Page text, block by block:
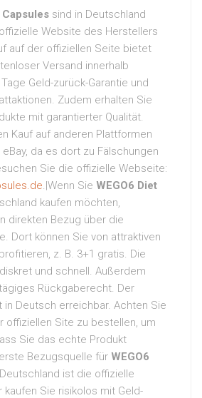
Capsules sind in Deutschland
Website des Herstellers
auf der offiziellen Seite bietet
Versand innerhalb
Geld-zurück-Garantie und
Zudem erhalten Sie
mit garantierter Qualität.
Kauf auf anderen Plattformen
da es dort zu Fälschungen
Sie die offizielle Webseite:
.|Wenn Sie WEGO6 Diet
kaufen möchten,
direkten Bezug über die
Dort können Sie von attraktiven
z. B. 3+1 gratis. Die
und schnell. Außerdem
Rückgaberecht. Der
in Deutsch erreichbar. Achten Sie
offiziellen Site zu bestellen, um
Sie das echte Produkt
Bezugsquelle für WEGO6
ist die offizielle
kaufen Sie risikolos mit Geld-